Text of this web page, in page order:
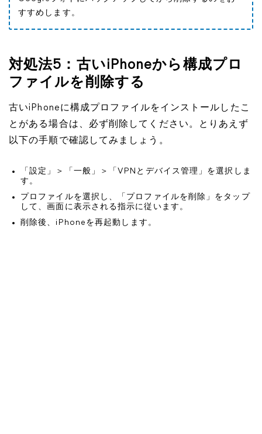
すすめします。
対処法5：古いiPhoneから構成プロ
ファイルを削除する
古いiPhoneに構成プロファイルをインストールしたこ
とがある場合は、必ず削除してください。とりあえず
以下の手順で確認してみましょう。
「設定」＞「一般」＞「VPNとデバイス管理」を選択しま
す。
プロファイルを選択し、「プロファイルを削除」をタップ
して、画面に表示される指示に従います。
削除後、iPhoneを再起動します。